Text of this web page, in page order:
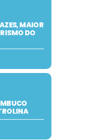
MAIOR
DO